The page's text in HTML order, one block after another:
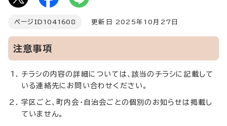
ページID 1041608 更新日 2025年10月27日
注意事項
チラシの内容の詳細については、該当のチラシに記載して
いる連絡先にお問い合わせください。
学区ごと、町内会・自治会ごとの個別のお知らせは掲載し
ていません。